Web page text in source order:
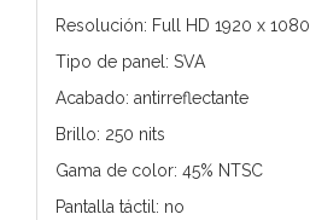
Resolución: Full HD 1920 x 1080
Tipo de panel: SVA
Acabado: antirreflectante
Brillo: 250 nits
Gama de color: 45% NTSC
Pantalla táctil: no